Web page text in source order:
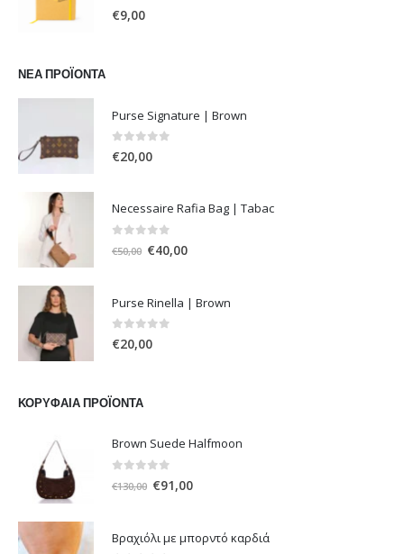
0 out of 5
€9,00
ΝΈΑ ΠΡΟΪΌΝΤΑ
Purse Signature | Brown
0 out of 5
€20,00
Necessaire Rafia Bag | Tabac
€50,00 Original
€50,00.
€40,00Η
είναι:
Purse Rinella | Brown
0 out of 5
€20,00
ΚΟΡΥΦΑΊΑ ΠΡΟΪΌΝΤΑ
Brown Suede Halfmoon
€130,00 Original
€130,00.
€91,00Η
είναι:
Βραχιόλι με μπορντό καρδιά